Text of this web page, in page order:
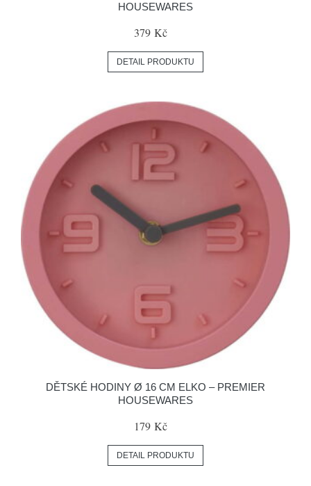
HOUSEWARES
379 Kč
DETAIL PRODUKTU
DĚTSKÉ HODINY Ø 16 CM ELKO – PREMIER
HOUSEWARES
179 Kč
DETAIL PRODUKTU